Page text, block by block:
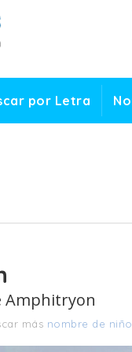
por Letra
Amphitryon
más nombre de